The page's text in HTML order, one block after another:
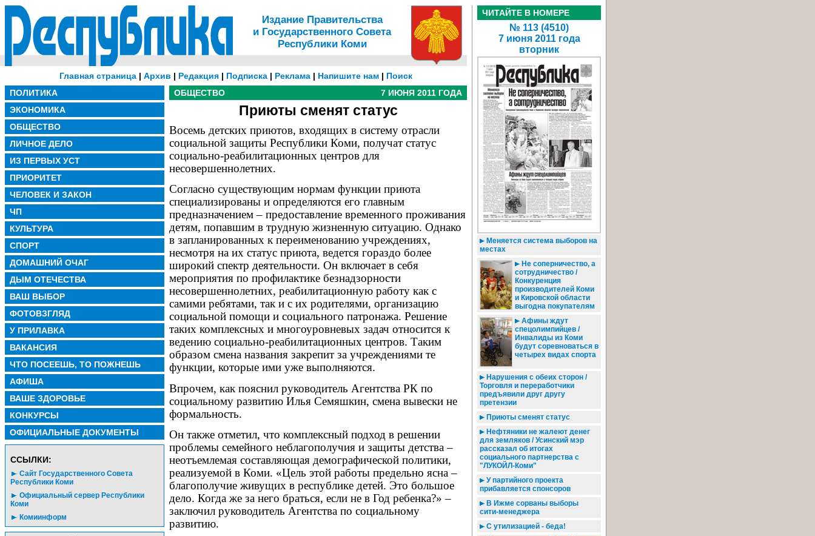
Издание Правительства
и Государственного Совета
Республики Коми
Главная страница | Архив | Редакция | Подписка | Реклама | Напишите нам | Поиск
ПОЛИТИКА
ЭКОНОМИКА
ОБЩЕСТВО
ЛИЧНОЕ ДЕЛО
ИЗ ПЕРВЫХ УСТ
ПРИОРИТЕТ
ЧЕЛОВЕК И ЗАКОН
ЧП
КУЛЬТУРА
СПОРТ
ДОМАШНИЙ ОЧАГ
ДЫМ ОТЕЧЕСТВА
ВАШ ВЫБОР
ФОТОВЗГЛЯД
У ПРИЛАВКА
ВАКАНСИЯ
ЧТО ПОСЕЕШЬ, ТО ПОЖНЕШЬ
АФИША
ВАШЕ ЗДОРОВЬЕ
КОНКУРСЫ
ОФИЦИАЛЬНЫЕ ДОКУМЕНТЫ
CСЫЛКИ:
Сайт Государственного Совета
Республики Коми
Официальный сервер Республики
Коми
Комиинформ
ОБЩЕСТВО 7 ИЮНЯ 2011 ГОДА
Приюты сменят статус
Восемь детских приютов, входящих в систему отрасли
социальной защиты Республики Коми, получат статус
социально-реабилитационных центров для
несовершеннолетних.
Согласно существующим нормам функции приюта
специализированы и определяются его главным
предназначением – предоставление временного проживания
детям, попавшим в трудную жизненную ситуацию. Однако
в запланированных к переименованию учреждениях,
несмотря на их статус приюта, ведется гораздо более
широкий спектр деятельности. Он включает в себя
мероприятия по профилактике безнадзорности
несовершеннолетних, реабилитационную работу как с
самими ребятами, так и с их родителями, организацию
социальной помощи и социального патронажа. Решение
таких комплексных и многоуровневых задач относится к
ведению социально-реабилитационных центров. Таким
образом смена названия закрепит за учреждениями те
функции, которые ими уже выполняются.
Впрочем, как пояснил руководитель Агентства РК по
социальному развитию Илья Семяшкин, смена вывески не
формальность.
Он также отметил, что комплексный подход в решении
проблемы семейного неблагополучия и защиты детства –
неотъемлемая составляющая демографической политики,
реализуемой в Коми. «Цель этой работы предельно ясна –
благополучие живущих в республике детей. Это большое
дело. Когда же за него браться, если не в Год ребенка?» –
заключил руководитель Агентства по социальному
развитию.
ЧИТАЙТЕ В НОМЕРЕ
№ 113 (4510)
7 июня 2011 года
вторник
Меняется система выборов на
местах
Не соперничество, а
сотрудничество /
Конкуренция
производителей Коми
и Кировской области
выгодна покупателям
Афины ждут
спецолимпийцев /
Инвалиды из Коми
будут соревноваться в
четырех видах спорта
Нарушения с обеих сторон /
Торговля и переработчики
предъявили друг другу
претензии
Приюты сменят статус
Нефтяники не жалеют денег
для земляков / Усинский мэр
рассказал об итогах
социального партнерства с
"ЛУКОЙЛ-Коми"
У партийного проекта
прибавляется спонсоров
В Ижме сорваны выборы
сити-менеджера
С утилизацией - беда!